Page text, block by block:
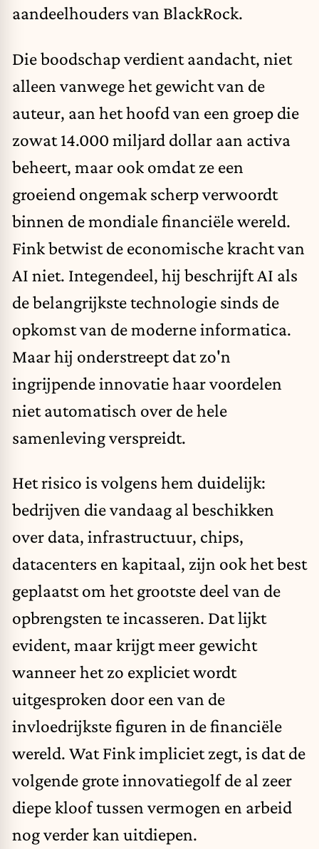
aandeelhouders van BlackRock.
Die boodschap verdient aandacht, niet
alleen vanwege het gewicht van de
auteur, aan het hoofd van een groep die
zowat 14.000 miljard dollar aan activa
beheert, maar ook omdat ze een
groeiend ongemak scherp verwoordt
binnen de mondiale financiële wereld.
Fink betwist de economische kracht van
AI niet. Integendeel, hij beschrijft AI als
de belangrijkste technologie sinds de
opkomst van de moderne informatica.
Maar hij onderstreept dat zo'n
ingrijpende innovatie haar voordelen
niet automatisch over de hele
samenleving verspreidt.
Het risico is volgens hem duidelijk:
bedrijven die vandaag al beschikken
over data, infrastructuur, chips,
datacenters en kapitaal, zijn ook het best
geplaatst om het grootste deel van de
opbrengsten te incasseren. Dat lijkt
evident, maar krijgt meer gewicht
wanneer het zo expliciet wordt
uitgesproken door een van de
invloedrijkste figuren in de financiële
wereld. Wat Fink impliciet zegt, is dat de
volgende grote innovatiegolf de al zeer
diepe kloof tussen vermogen en arbeid
nog verder kan uitdiepen.